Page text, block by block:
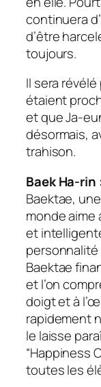
continuera
d’être
toujours.
Il sera
étaient
et que Ja-
désormais,
trahison.
Baek Ha-rin
Baektae,
monde aime
et
personnalité
Baektae
et l’on
doigt et à
rapidement
le laisse
“Happiness
toutes les